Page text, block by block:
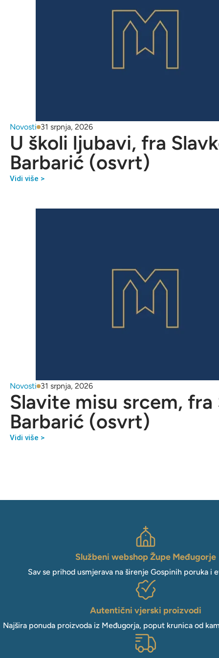
Novosti 31 srpnja, 2026
U školi ljubavi, fra
Barbarić (osvrt)
Vidi više >
Novosti 31 srpnja, 2026
Slavite misu srcem, fra
Barbarić (osvrt)
Vidi više >
Službeni webshop Župe Međugorje
Sav se prihod usmjerava na širenje Gospinih poruka i
Autentični vjerski proizvodi
Najšira ponuda proizvoda iz Međugorja, poput krunica od